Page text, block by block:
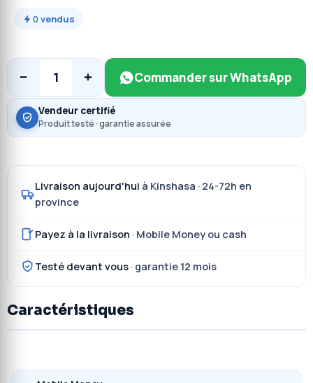
0vendus
− 1 + Commander sur WhatsApp
Vendeur certifié
Produit testé · garantie assurée
Livraison aujourd'hui à Kinshasa · 24-72h en
province
Payez à la livraison · Mobile Money ou cash
Testé devant vous · garantie 12 mois
Caractéristiques